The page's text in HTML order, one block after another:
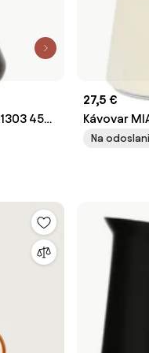
450
27,5 €
Kávovar
300 ml
Na